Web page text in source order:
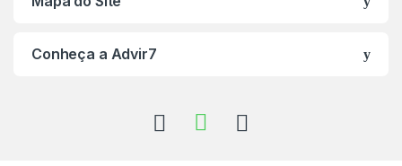
Conheça a Advir7